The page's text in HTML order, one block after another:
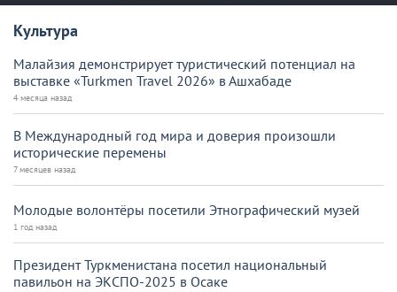
Культура
Малайзия демонстрирует туристический потенциал на
выставке «Turkmen Travel 2026» в Ашхабаде
4 месяца назад
В Международный год мира и доверия произошли
исторические перемены
7 месяцев назад
Молодые волонтёры посетили Этнографический музей
1 год назад
Президент Туркменистана посетил национальный
павильон на ЭКСПО-2025 в Осаке